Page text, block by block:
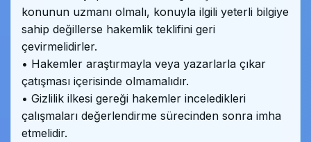
konunun uzmanı olmalı, konuyla ilgili yeterli bilgiye
sahip değillerse hakemlik teklifini geri
çevirmelidirler.
• Hakemler araştırmayla veya yazarlarla çıkar
çatışması içerisinde olmamalıdır.
• Gizlilik ilkesi gereği hakemler inceledikleri
çalışmaları değerlendirme sürecinden sonra imha
etmelidir.